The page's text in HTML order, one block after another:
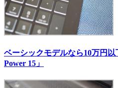
ベーシックモデルなら10万円
Power 15」